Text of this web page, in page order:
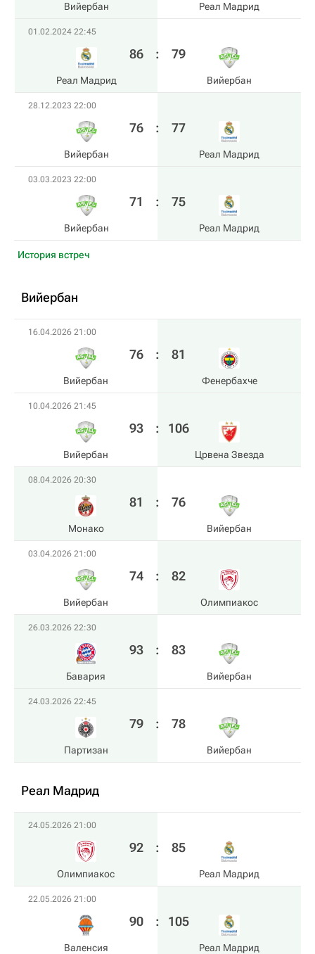
Вийербан Реал Мадрид
01.02.2024 22:45
Реал Мадрид
86 : 79
Вийербан
28.12.2023 22:00
Вийербан
76 : 77
Реал Мадрид
03.03.2023 22:00
Вийербан
71 : 75
Реал Мадрид
История встреч
Вийербан
16.04.2026 21:00
Вийербан
76 : 81
Фенербахче
10.04.2026 21:45
Вийербан
93 : 106
Црвена Звезда
08.04.2026 20:30
Монако
81 : 76
Вийербан
03.04.2026 21:00
Вийербан
74 : 82
Олимпиакос
26.03.2026 22:30
Бавария
93 : 83
Вийербан
24.03.2026 22:45
Партизан
79 : 78
Вийербан
Реал Мадрид
24.05.2026 21:00
Олимпиакос
92 : 85
Реал Мадрид
22.05.2026 21:00
Валенсия
90 : 105
Реал Мадрид